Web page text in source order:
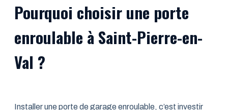
Pourquoi choisir une porte
enroulable à Saint-Pierre-en-
Val ?
Installer une porte de garage enroulable, c’est investir